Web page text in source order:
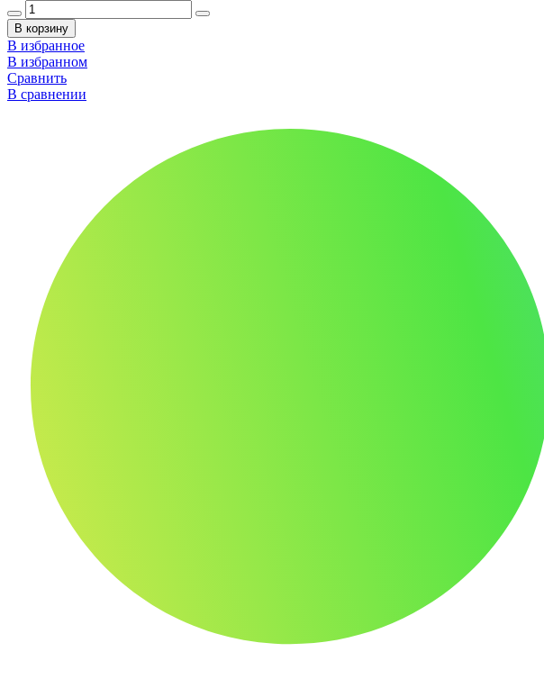
В корзину
В избранное
В избранном
Сравнить
В сравнении